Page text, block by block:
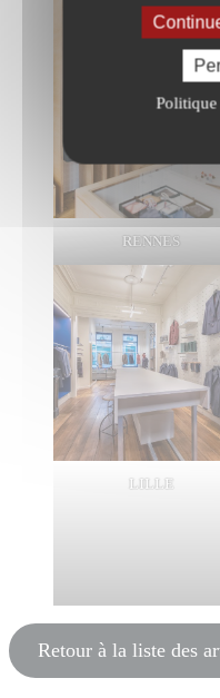
RENNES
LILLE
Retour à la liste des